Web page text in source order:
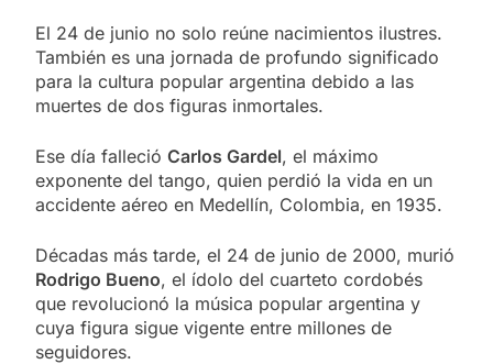
El 24 de junio no solo reúne nacimientos ilustres.
También es una jornada de profundo significado
para la cultura popular argentina debido a las
muertes de dos figuras inmortales.
Ese día falleció Carlos Gardel, el máximo
exponente del tango, quien perdió la vida en un
accidente aéreo en Medellín, Colombia, en 1935.
Décadas más tarde, el 24 de junio de 2000, murió
Rodrigo Bueno, el ídolo del cuarteto cordobés
que revolucionó la música popular argentina y
cuya figura sigue vigente entre millones de
seguidores.